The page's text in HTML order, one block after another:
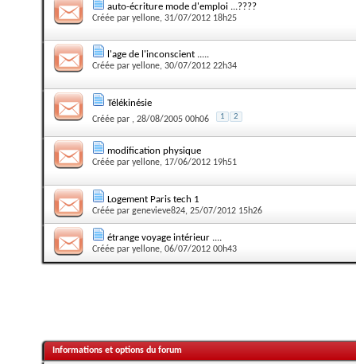
auto-écriture mode d'emploi ...????
Créée par yellone, 31/07/2012 18h25
l'age de l'inconscient .....
Créée par yellone, 30/07/2012 22h34
Télékinésie
Créée par , 28/08/2005 00h06 1 2
modification physique
Créée par yellone, 17/06/2012 19h51
Logement Paris tech 1
Créée par genevieve824, 25/07/2012 15h26
étrange voyage intérieur ....
Créée par yellone, 06/07/2012 00h43
Informations et options du forum